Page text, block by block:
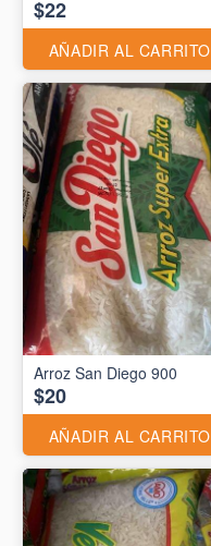
$22
AÑADIR AL CARRITO
Arroz San Diego 900
$20
AÑADIR AL CARRITO